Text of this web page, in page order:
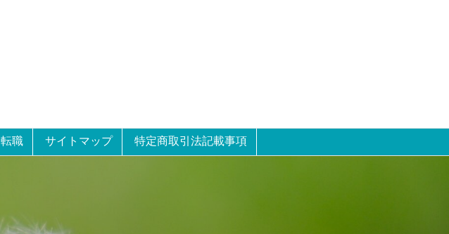
転職 サイトマップ 特定商取引法記載事項